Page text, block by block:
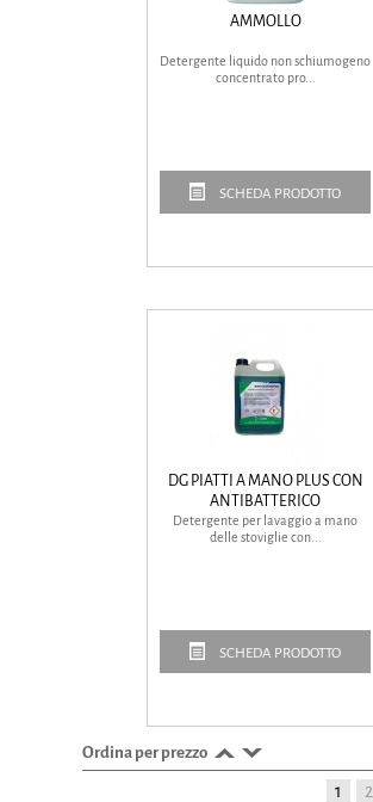
AMMOLLO
Detergente liquido non schiumogeno
concentrato pro...
SCHEDA PRODOTTO
DG PIATTI A MANO PLUS CON
ANTIBATTERICO
Detergente per lavaggio a mano
delle stoviglie con...
SCHEDA PRODOTTO
1 2
Ordina per prezzo